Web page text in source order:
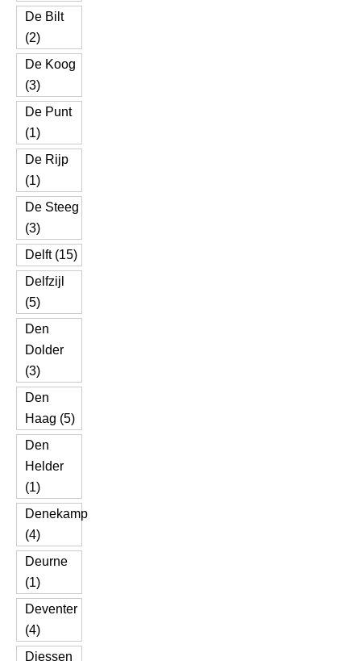
De Bilt
(2)
De Koog
(3)
De Punt
(1)
De Rijp
(1)
De Steeg
(3)
Delft (15)
Delfzijl
(5)
Den
Dolder
(3)
Den
Haag (5)
Den
Helder
(1)
Denekamp
(4)
Deurne
(1)
Deventer
(4)
Diessen